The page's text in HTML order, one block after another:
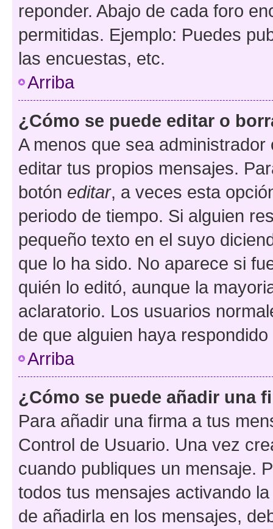
reponder. Abajo de cada foro
permitidas. Ejemplo: Puedes
las encuestas, etc.
Arriba
¿Cómo se puede editar o
A menos que sea
editar tus propios mensajes.
botón editar, a veces esta
periodo de tiempo. Si alguien
pequeño texto en el suyo
que lo ha sido. No aparece si
quién lo editó, aunque la
aclaratorio. Los usuarios
de que alguien haya
Arriba
¿Cómo se puede añadir una
Para añadir una firma a tus
Control de Usuario. Una vez
cuando publiques un mensaje.
todos tus mensajes activando
de añadirla en los mensajes,